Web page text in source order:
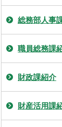
総務部人事
職員総務課
財政課紹介
財産活用課